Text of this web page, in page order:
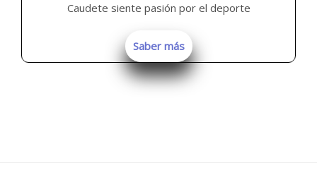
Caudete siente pasión por el deporte
Saber más